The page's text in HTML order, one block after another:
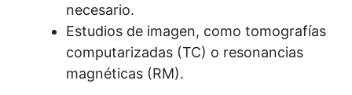
necesario.
Estudios de imagen, como tomografías
computarizadas (TC) o resonancias
magnéticas (RM).